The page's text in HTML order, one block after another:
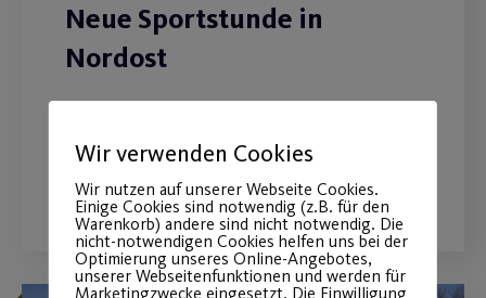
Neue Sportstunde in
Nordost
WEITERLESEN
Wir verwenden Cookies
Wir nutzen auf unserer Webseite Cookies.
Einige Cookies sind notwendig (z.B. für den
Warenkorb) andere sind nicht notwendig. Die
nicht-notwendigen Cookies helfen uns bei der
Optimierung unseres Online-Angebotes,
unserer Webseitenfunktionen und werden für
Marketingzwecke eingesetzt. Die Einwilligung